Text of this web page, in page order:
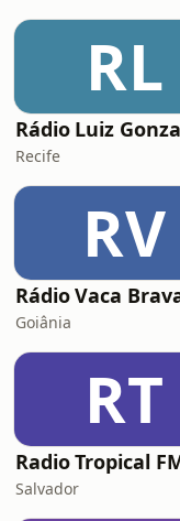
RL
Rádio Luiz
Recife
RV
Goiânia
RT
Radio Tropical
Salvador